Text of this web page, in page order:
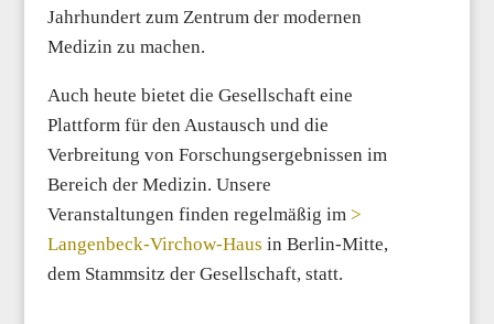
Jahrhundert zum Zentrum der modernen
Medizin zu machen.
Auch heute bietet die Gesellschaft eine
Plattform für den Austausch und die
Verbreitung von Forschungsergebnissen im
Bereich der Medizin. Unsere
Veranstaltungen finden regelmäßig im >
Langenbeck-Virchow-Haus in Berlin-Mitte,
dem Stammsitz der Gesellschaft, statt.